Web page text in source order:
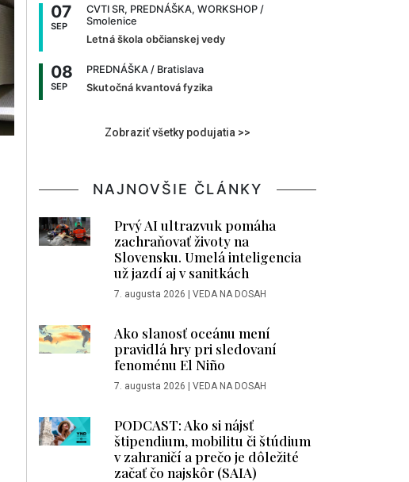
07
SEP
CVTI SR, PREDNÁŠKA, WORKSHOP /
Smolenice
Letná škola občianskej vedy
08
SEP
PREDNÁŠKA / Bratislava
Skutočná kvantová fyzika
Zobraziť všetky podujatia >>
NAJNOVŠIE ČLÁNKY
Prvý AI ultrazvuk pomáha
zachraňovať životy na
Slovensku. Umelá inteligencia
už jazdí aj v sanitkách
7. augusta 2026 | VEDA NA DOSAH
Ako slanosť oceánu mení
pravidlá hry pri sledovaní
fenoménu El Niño
7. augusta 2026 | VEDA NA DOSAH
PODCAST: Ako si nájsť
štipendium, mobilitu či štúdium
v zahraničí a prečo je dôležité
začať čo najskôr (SAIA)